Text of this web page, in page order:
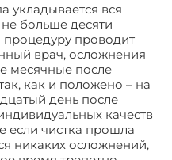
укладывается вся
больше десяти
процедуру проводит
врач, осложнения
месячные после
как и положено – на
день после
качеств
чистка прошла
никаких осложнений,